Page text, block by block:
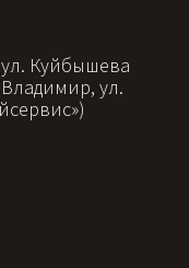
Куйбышева
ул.